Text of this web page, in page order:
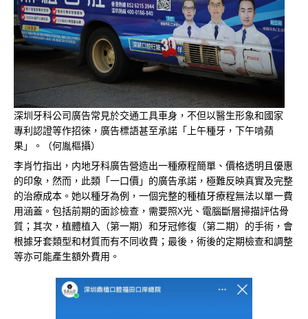
深圳牙科公司廣告常見於交通工具車身，不但以醫生形象和國家
專利認證等作招徠，廣告標語甚至承諾「上午種牙，下午啃蘋
果」。（何胤樞攝）
李肖竹指出，内地牙科廣告營造出一種療程簡單、價格透明且優惠
的印象，然而，此類「一口價」的廣告承諾，極難反映真實及完整
的治療成本。她以種牙為例，一個完整的種植牙療程無法以單一費
用涵蓋。包括前期的面診檢查，需要照X光、電腦斷層掃描評估骨
質；其次，植體植入（第一期）和牙冠修復（第二期）的手術，會
根據牙套類型和材質而有不同收費；最後，術後的定期檢查和調整
等亦可能產生額外費用。